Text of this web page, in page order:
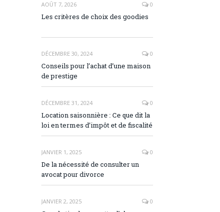
AOÛT 7, 2026 0
Les critères de choix des goodies
DÉCEMBRE 30, 2024 0
Conseils pour l’achat d’une maison
de prestige
DÉCEMBRE 31, 2024 0
Location saisonnière : Ce que dit la
loi en termes d’impôt et de fiscalité
JANVIER 1, 2025 0
De la nécessité de consulter un
avocat pour divorce
JANVIER 2, 2025 0